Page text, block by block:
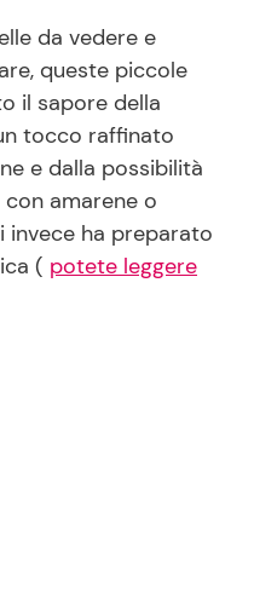
da vedere e
queste piccole
il sapore della
tocco raffinato
e dalla possibilità
amarene o
invece ha preparato
( potete leggere